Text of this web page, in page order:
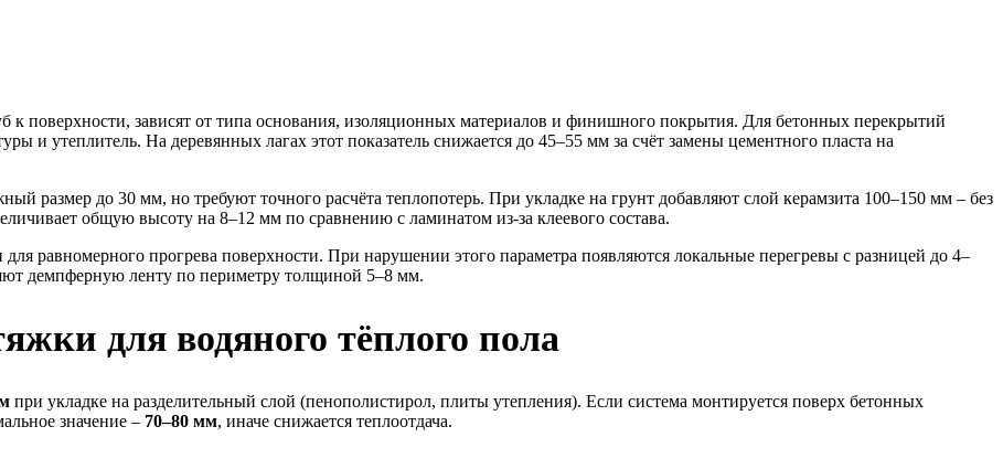
к поверхности, зависят от типа основания, изоляционных материалов и финишного покрытия. Для бетонных перекрытий
и утеплитель. На деревянных лагах этот показатель снижается до 45–55 мм за счёт замены цементного пласта на
размер до 30 мм, но требуют точного расчёта теплопотерь. При укладке на грунт добавляют слой керамзита 100–150 мм – без
общую высоту на 8–12 мм по сравнению с ламинатом из-за клеевого состава.
равномерного прогрева поверхности. При нарушении этого параметра появляются локальные перегревы с разницей до 4–
демпферную ленту по периметру толщиной 5–8 мм.
для водяного тёплого пола
при укладке на разделительный слой (пенополистирол, плиты утепления). Если система монтируется поверх бетонных
значение – 70–80 мм, иначе снижается теплоотдача.